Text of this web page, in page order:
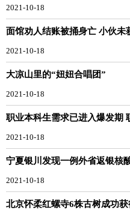
2021-10-18
面馆劝人结账被捅身亡 小伙未
2021-10-18
大凉山里的“妞妞合唱团”
2021-10-18
职业本科生需求已进入爆发期
2021-10-18
宁夏银川发现一例外省返银核
2021-10-18
北京怀柔红螺寺6株古树成功